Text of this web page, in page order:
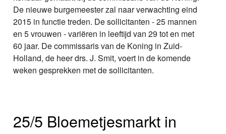
De nieuwe burgemeester zal naar verwachting eind
2015 in functie treden. De sollicitanten - 25 mannen
en 5 vrouwen - variëren in leeftijd van 29 tot en met
60 jaar. De commissaris van de Koning in Zuid-
Holland, de heer drs. J. Smit, voert in de komende
weken gesprekken met de sollicitanten.
25/5 Bloemetjesmarkt in